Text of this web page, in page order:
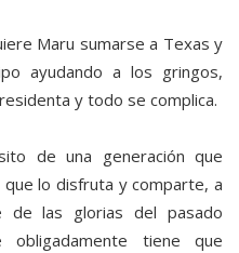
Maru sumarse a Texas y
ayudando a los gringos,
y todo se complica.
de una generación que
lo disfruta y comparte, a
de las glorias del pasado
tiene que